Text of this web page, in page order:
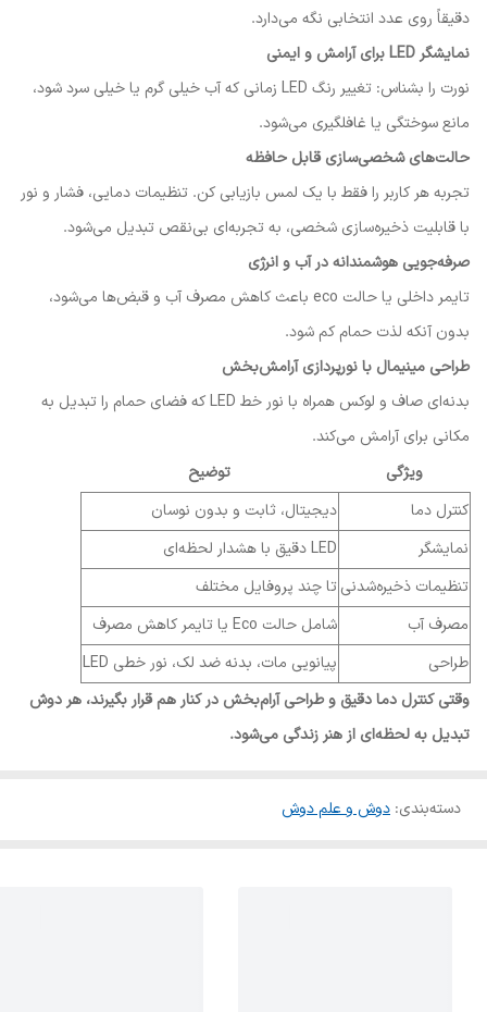
دقیقاً روی عدد انتخابی نگه می‌دارد.
نمایشگر LED برای آرامش و ایمنی
نورت را بشناس: تغییر رنگ LED زمانی که آب خیلی گرم یا خیلی سرد شود،
مانع سوختگی یا غافلگیری می‌شود.
حالت‌های شخصی‌سازی قابل حافظه
تجربه هر کاربر را فقط با یک لمس بازیابی کن. تنظیمات دمایی، فشار و نور
با قابلیت ذخیره‌سازی شخصی، به تجربه‌ای بی‌نقص تبدیل می‌شود.
صرفه‌جویی هوشمندانه در آب و انرژی
تایمر داخلی یا حالت eco باعث کاهش مصرف آب و قبض‌ها می‌شود،
بدون آنکه لذت حمام کم شود.
طراحی مینیمال با نورپردازی آرامش‌بخش
بدنه‌ای صاف و لوکس همراه با نور خط LED که فضای حمام را تبدیل به
مکانی برای آرامش می‌کند.
ویژگی
توضیح
کنترل دما
دیجیتال، ثابت و بدون نوسان
نمایشگر
LED دقیق با هشدار لحظه‌ای
تنظیمات ذخیره‌شدنیتا چند پروفایل مختلف
مصرف آب
شامل حالت Eco یا تایمر کاهش مصرف
طراحی
پیانویی مات، بدنه ضد لک، نور خطی LED
وقتی کنترل دما دقیق و طراحی آرام‌بخش در کنار هم قرار بگیرند، هر دوش
تبدیل به لحظه‌ای از هنر زندگی می‌شود.
دسته‌بندی: دوش و علم دوش